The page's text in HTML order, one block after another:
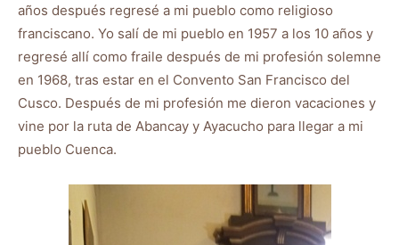
años después regresé a mi pueblo como religioso
franciscano. Yo salí de mi pueblo en 1957 a los 10 años y
regresé allí como fraile después de mi profesión solemne
en 1968, tras estar en el Convento San Francisco del
Cusco. Después de mi profesión me dieron vacaciones y
vine por la ruta de Abancay y Ayacucho para llegar a mi
pueblo Cuenca.